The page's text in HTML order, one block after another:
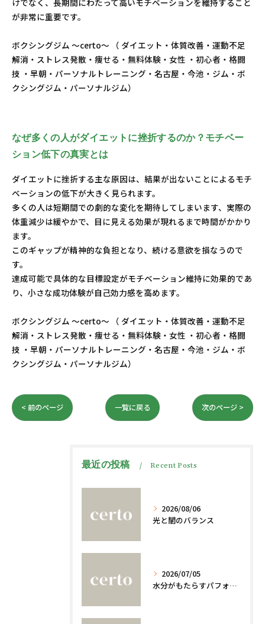
けでなく、長期間にわたって高いモチベーションを維持すること
が非常に重要です。
ボクシングジム ～certo～ （ ダイエット・体質改善・運動不足
解消・ストレス発散・痩せる・無料体験・女性 ・初心者・格闘
技 ・早朝・パーソナルトレーニング・名古屋・今池・ジム・ボ
クシングジム・パーソナルジム）
なぜ多くの人がダイエットに挫折するのか？モチベー
ション低下の真実とは
ダイエットに挫折する主な原因は、結果が出ないことによるモチ
ベーションの低下が大きく見られます。
多くの人は短期間での劇的な変化を期待してしまいます、実際の
体重減少は緩やかで、目に見える効果が現れるまで時間がかかり
ます。
このギャップが精神的な負担となり、続ける意欲を損なうので
す。
達成可能で具体的な目標設定がモチベーション維持に効果的であ
り、小さな成功体験が自己効力感を高めます。
ボクシングジム ～certo～ （ ダイエット・体質改善・運動不足
解消・ストレス発散・痩せる・無料体験・女性 ・初心者・格闘
技 ・早朝・パーソナルトレーニング・名古屋・今池・ジム・ボ
クシングジム・パーソナルジム）
< 前のページ 一覧に戻る 次のページ >
最近の投稿 Recent Posts
2026/08/06
光と闇のバランス
2026/07/05
水分がもたらすパフォーマンスへの影響